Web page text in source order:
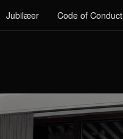
Jubilæer Code of Conduct